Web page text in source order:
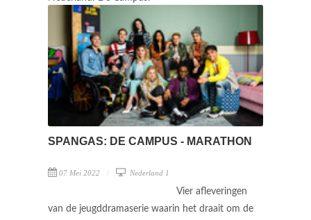
SPANGAS: DE CAMPUS - MARATHON
07 Mei 2022 Nederland 1
Vier afleveringen
van de jeugddramaserie waarin het draait om de